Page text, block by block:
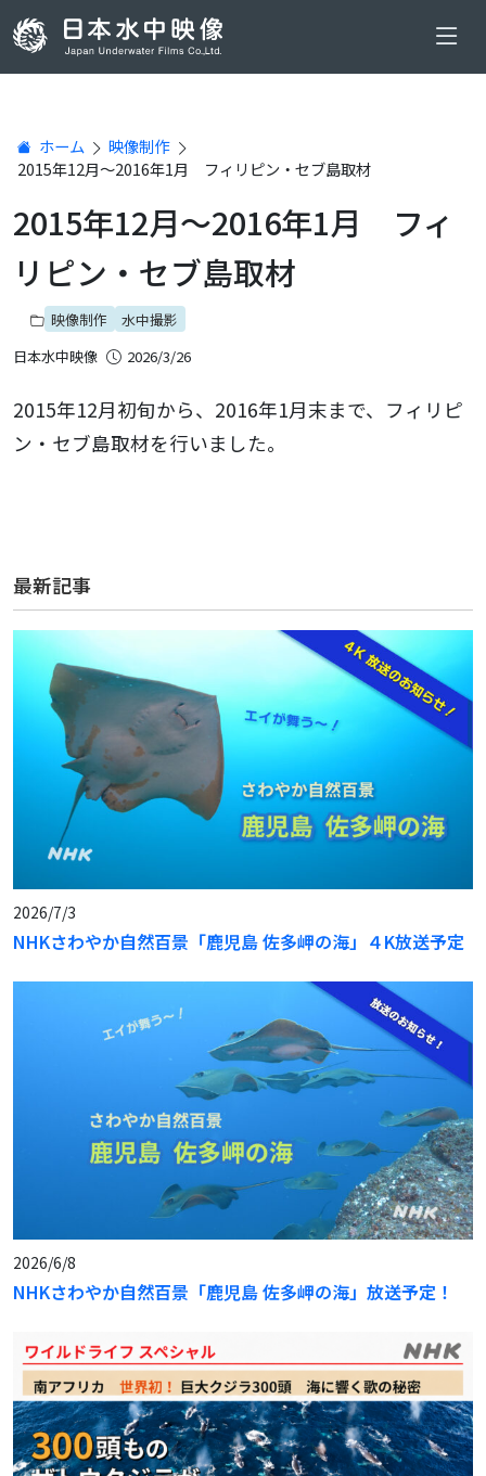
ホーム
映像制作
2015年12月～2016年1月 フィリピン・セブ島取材
2015年12月～2016年1月 フィ
リピン・セブ島取材
映像制作
水中撮影
日本水中映像
2026/3/26
2015年12月初旬から、2016年1月末まで、フィリピ
ン・セブ島取材を行いました。
最新記事
2026/7/3
NHKさわやか自然百景「鹿児島 佐多岬の海」４K放送予定
2026/6/8
NHKさわやか自然百景「鹿児島 佐多岬の海」放送予定！